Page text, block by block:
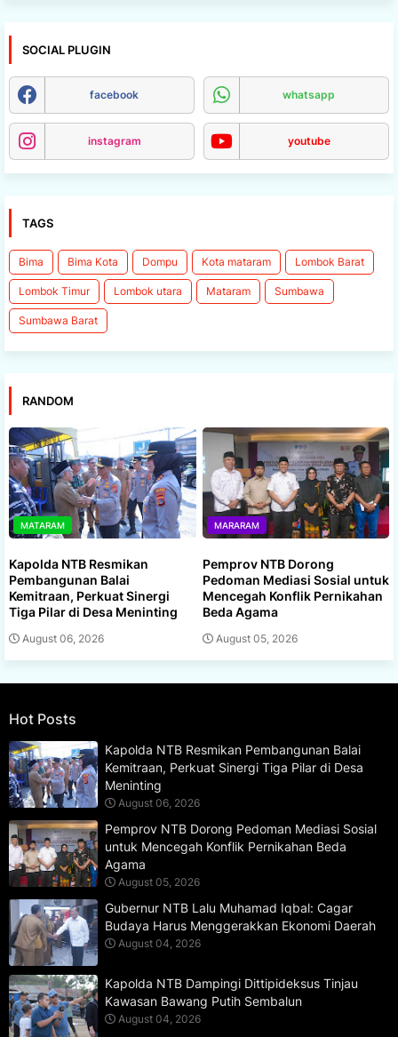
SOCIAL PLUGIN
facebook whatsapp
instagram youtube
TAGS
Bima Bima Kota Dompu Kota mataram Lombok Barat
Lombok Timur Lombok utara Mataram Sumbawa
Sumbawa Barat
RANDOM
MATARAM
Kapolda NTB Resmikan
Pembangunan Balai
Kemitraan, Perkuat Sinergi
Tiga Pilar di Desa Meninting
August 06, 2026
MARARAM
Pemprov NTB Dorong
Pedoman Mediasi Sosial untuk
Mencegah Konflik Pernikahan
Beda Agama
August 05, 2026
Hot Posts
Kapolda NTB Resmikan Pembangunan Balai
Kemitraan, Perkuat Sinergi Tiga Pilar di Desa
Meninting
August 06, 2026
Pemprov NTB Dorong Pedoman Mediasi Sosial
untuk Mencegah Konflik Pernikahan Beda
Agama
August 05, 2026
Gubernur NTB Lalu Muhamad Iqbal: Cagar
Budaya Harus Menggerakkan Ekonomi Daerah
August 04, 2026
Kapolda NTB Dampingi Dittipideksus Tinjau
Kawasan Bawang Putih Sembalun
August 04, 2026